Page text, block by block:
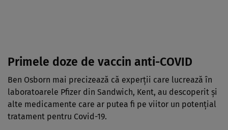
Primele doze de vaccin anti-COVID
Ben Osborn mai precizează că experţii care lucrează în
laboratoarele Pfizer din Sandwich, Kent, au descoperit şi
alte medicamente care ar putea fi pe viitor un potențial
tratament pentru Covid-19.